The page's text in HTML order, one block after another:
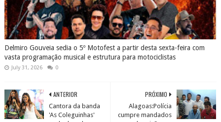
Delmiro Gouveia sedia o 5º Motofest a partir desta sexta-feira com
vasta programação musical e estrutura para motociclistas
July 31, 2026 0
PRÓXIMO
Alagoas:Polícia
cumpre mandados
ANTERIOR
Cantora da banda
'As Coleguinhas'